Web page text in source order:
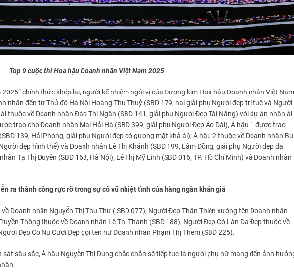
Top 9 cuộc thi Hoa hậu Doanh nhân Việt Nam 2025
chính thức khép lại, người kế nhiệm ngôi vị của Đương kim Hoa hậu Doanh nhân Việt Nam
nhân đến từ Thủ đô Hà Nội Hoàng Thu Thuỷ (SBD 179, hai giải phụ Người đẹp trí tuệ và Người
thuộc về Doanh nhân Đào Thị Ngân (SBD 141, giải phụ Người Đẹp Tài Năng) với dự án nhân ái
trao cho Doanh nhân Mai Hải Hà (SBD 399, giải phụ Người Đẹp Áo Dài), Á hậu 1 được trao
139, Hải Phòng, giải phụ Người đẹp có gương mặt khả ái); Á hậu 2 thuộc về Doanh nhân Bùi
đẹp hình thể) và Doanh nhân Lê Thị Khánh (SBD 199, Lâm Đồng, giải phụ Người đẹp dạ
Tạ Thị Duyên (SBD 168, Hà Nội), Lê Thị Mỹ Linh (SBD 016, TP. Hồ Chí Minh) và Doanh nhân
ra thành công rực rỡ trong sự cổ vũ nhiệt tình của hàng ngàn khán giả
Doanh nhân Nguyễn Thị Thu Thư ( SBD 077), Người Đẹp Thân Thiện xướng tên Doanh nhân
Thông thuộc về Doanh nhân Lê Thị Thanh (SBD 188), Người Đẹp Có Làn Da Đẹp thuộc về
Đẹp Có Nụ Cười Đẹp gọi tên nữ Doanh nhân Phạm Thị Thêm (SBD 225).
sâu sắc, Á hậu Nguyễn Thị Dung chắc chắn sẽ tiếp tục là người phụ nữ mang đến ảnh